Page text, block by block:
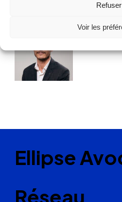
Refuser
Voir les
Ellipse
Réseau